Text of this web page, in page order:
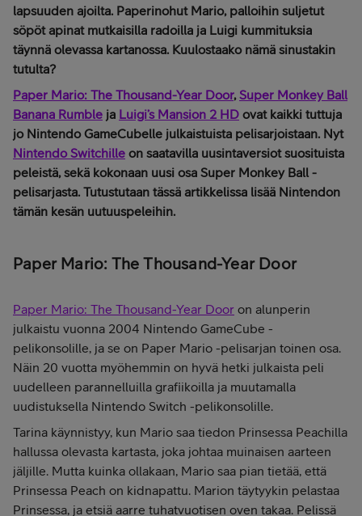
lapsuuden ajoilta. Paperinohut Mario, palloihin suljetut
söpöt apinat mutkaisilla radoilla ja Luigi kummituksia
täynnä olevassa kartanossa. Kuulostaako nämä sinustakin
tutulta?
Paper Mario: The Thousand-Year Door,Super Monkey Ball
Banana Rumble ja Luigi’s Mansion 2 HD ovat kaikki tuttuja
jo Nintendo GameCubelle julkaistuista pelisarjoistaan. Nyt
Nintendo Switchille on saatavilla uusintaversiot suosituista
peleistä, sekä kokonaan uusi osa Super Monkey Ball -
pelisarjasta. Tutustutaan tässä artikkelissa lisää Nintendon
tämän kesän uutuuspeleihin.
Paper Mario: The Thousand-Year Door
Paper Mario: The Thousand-Year Door on alunperin
julkaistu vuonna 2004 Nintendo GameCube -
pelikonsolille, ja se on Paper Mario -pelisarjan toinen osa.
Näin 20 vuotta myöhemmin on hyvä hetki julkaista peli
uudelleen parannelluilla grafiikoilla ja muutamalla
uudistuksella Nintendo Switch -pelikonsolille.
Tarina käynnistyy, kun Mario saa tiedon Prinsessa Peachilla
hallussa olevasta kartasta, joka johtaa muinaisen aarteen
jäljille. Mutta kuinka ollakaan, Mario saa pian tietää, että
Prinsessa Peach on kidnapattu. Marion täytyykin pelastaa
Prinsessa, ja etsiä aarre tuhatvuotisen oven takaa. Pelissä